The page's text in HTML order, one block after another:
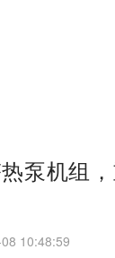
泵机组
10:48:59